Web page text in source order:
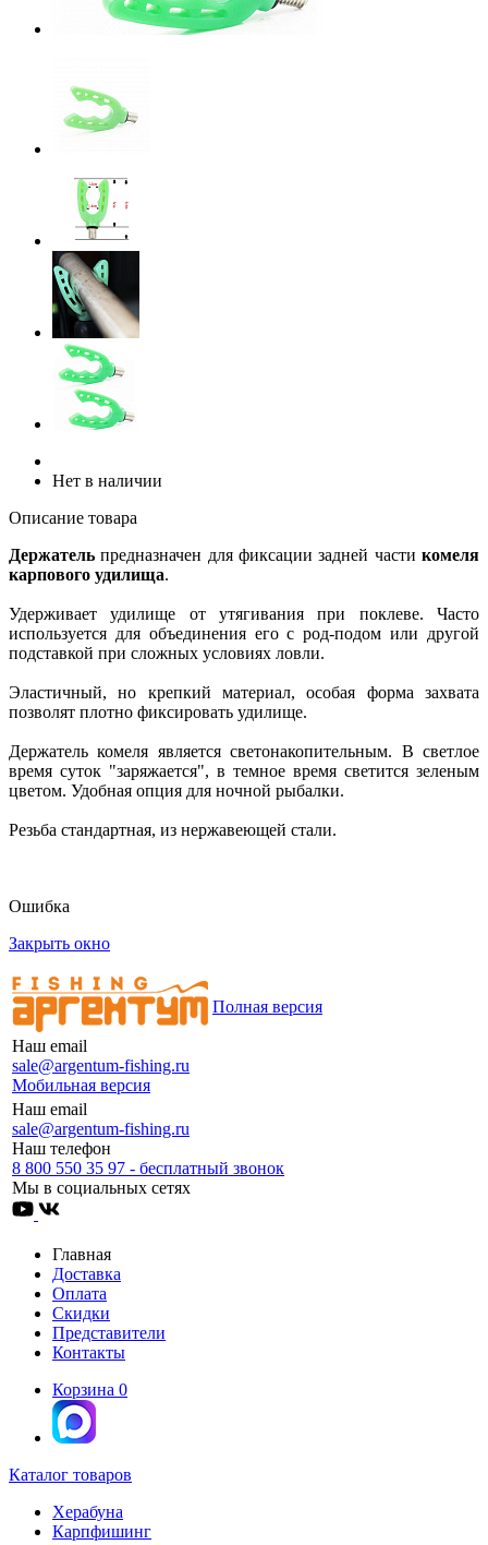
Нет в наличии
Описание товара
Держатель предназначен для фиксации задней части комеля
карпового удилища.
Удерживает удилище от утягивания при поклеве. Часто
используется для объединения его с род-подом или другой
подставкой при сложных условиях ловли.
Эластичный, но крепкий материал, особая форма захвата
позволят плотно фиксировать удилище.
Держатель комеля является светонакопительным. В светлое
время суток "заряжается", в темное время светится зеленым
цветом. Удобная опция для ночной рыбалки.
Резьба стандартная, из нержавеющей стали.
Ошибка
Закрыть окно
Наш email
sale@argentum-fishing.ru
Мобильная версия
Полная версия
Наш email
sale@argentum-fishing.ru
Наш телефон
8 800 550 35 97 - бесплатный звонок
Мы в социальных сетях
Главная
Доставка
Оплата
Скидки
Представители
Контакты
Корзина 0
Каталог товаров
Херабуна
Карпфишинг